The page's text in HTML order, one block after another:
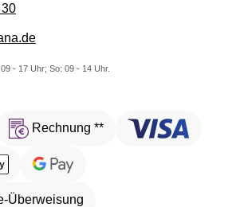
- 17 Uhr; So: 09 - 14 Uhr.
Rechnung **
Überweisung